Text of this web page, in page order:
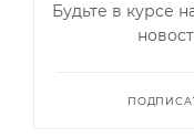
Будьте в курсе